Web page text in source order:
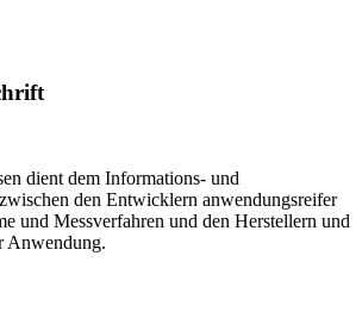
dient dem Informations- und
den Entwicklern anwendungsreifer
und Messverfahren und den Herstellern und
Anwendung.